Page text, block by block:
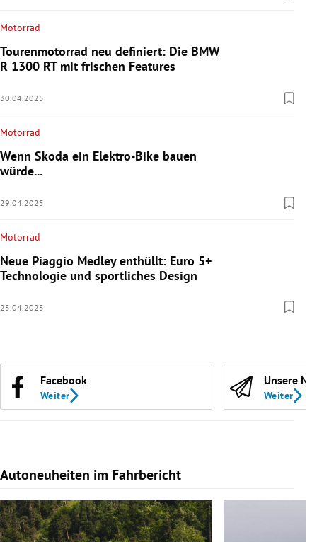
Motorrad
Tourenmotorrad neu definiert: Die BMW
R 1300 RT mit frischen Features
30.04.2025
Motorrad
Wenn Skoda ein Elektro-Bike bauen
würde...
29.04.2025
Motorrad
Neue Piaggio Medley enthüllt: Euro 5+
Technologie und sportliches Design
25.04.2025
Facebook
Weiter
Unsere
Weiter
Autoneuheiten im Fahrbericht
Slide 1 von 7